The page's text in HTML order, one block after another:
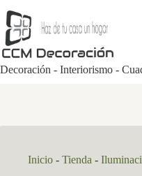
al
contenido
Decoración - Interiorismo -
Inicio - Tienda -